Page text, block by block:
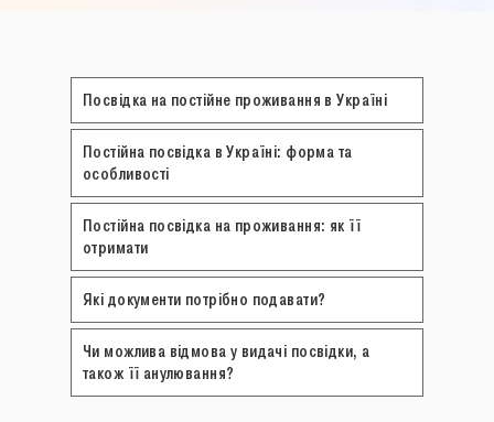
Посвідка на постійне проживання в Україні
Постійна посвідка в Україні: форма та
особливості
Постійна посвідка на проживання: як її
отримати
Які документи потрібно подавати?
Чи можлива відмова у видачі посвідки, а
також її анулювання?